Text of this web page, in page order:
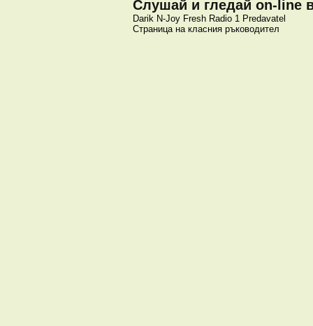
Слушай и гледай on-line
Darik N-Joy Fresh Radio 1 Predavatel
Страница на класния ръководител